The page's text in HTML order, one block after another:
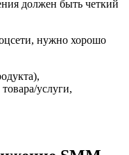
должен быть четкий
нужно хорошо
услуги,